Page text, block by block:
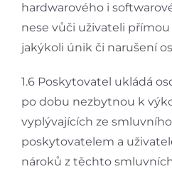
hardwarového i
nese vůči uživateli
jakýkoli únik či narušení
1.6 Poskytovatel ukládá
po dobu nezbytnou k
vyplývajících ze
poskytovatelem a
nároků z těchto